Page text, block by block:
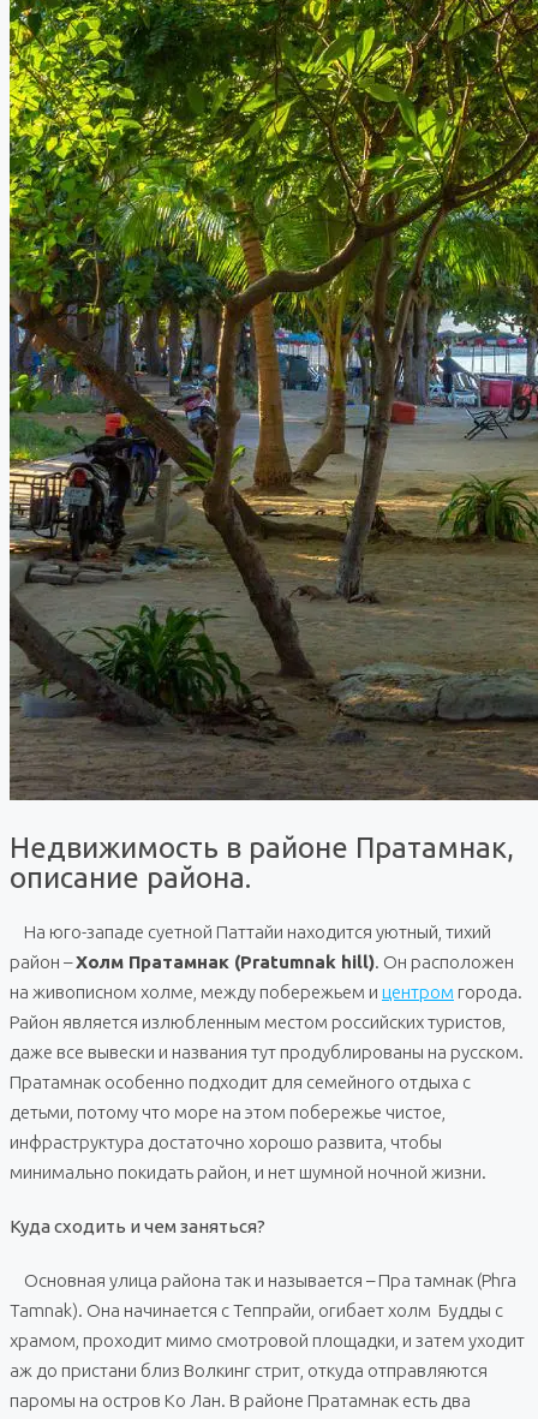
Недвижимость в районе Пратамнак,
описание района.
На юго-западе суетной Паттайи находится уютный, тихий
район –Холм Пратамнак (Pratumnak hill). Он расположен
на живописном холме, между побережьем и центром города.
Район является излюбленным местом российских туристов,
даже все вывески и названия тут продублированы на русском.
Пратамнак особенно подходит для семейного отдыха с
детьми, потому что море на этом побережье чистое,
инфраструктура достаточно хорошо развита, чтобы
минимально покидать район, и нет шумной ночной жизни.
Куда сходить и чем заняться?
Основная улица района так и называется – Пра тамнак (Phra
Tamnak). Она начинается с Теппрайи, огибает холм Будды с
храмом, проходит мимо смотровой площадки, и затем уходит
аж до пристани близ Волкинг стрит, откуда отправляются
паромы на остров Ко Лан. В районе Пратамнак есть два